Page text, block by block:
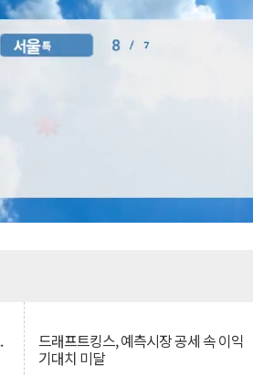
드래프트킹스, 예측시장 공세 속 이익
기대치 미달